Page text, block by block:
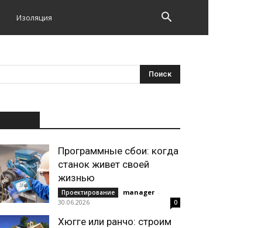
Изоляция
Программные сбои: когда
станок живет своей
жизнью
Проектирование manager -
30.06.2026
0
Хюгге или ранчо: строим